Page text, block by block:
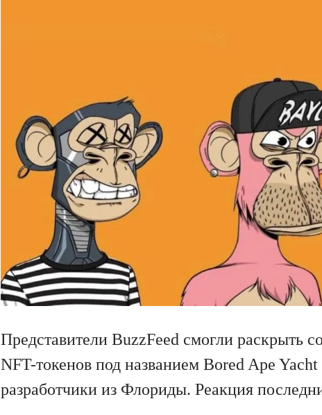
Представители BuzzFeed смогли раскрыть
NFT-токенов под названием Bored Ape
разработчики из Флориды. Реакция